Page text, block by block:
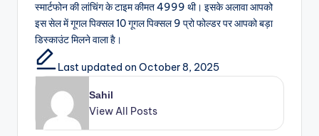
स्मार्टफोन की लांचिंग के टाइम कीमत 4999 थी। इसके अलावा आपको
इस सेल में गूगल पिक्सल 10 गूगल पिक्सल 9 प्रो फोल्डर पर आपको बड़ा
डिस्काउंट मिलने वाला है।
Last updated on October 8, 2025
Sahil
View All Posts